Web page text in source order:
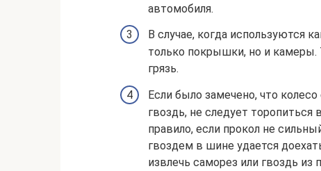
автомобиля.
В случае, когда используются
только покрышки, но и
грязь.
Если было замечено, что
гвоздь, не следует
правило, если прокол не
гвоздем в шине удается
извлечь саморез или гвоздь